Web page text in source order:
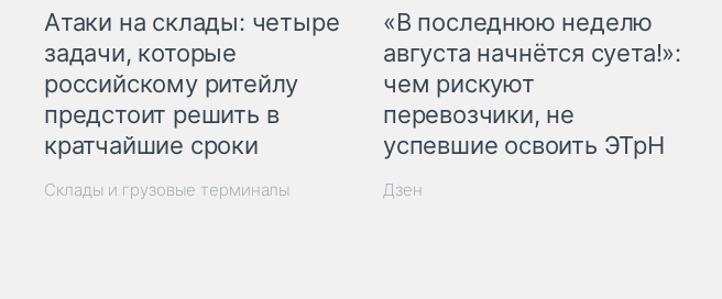
Атаки на склады: четыре
задачи, которые
российскому ритейлу
предстоит решить в
кратчайшие сроки
Склады и грузовые терминалы
«В последнюю неделю
августа начнётся суета!»:
чем рискуют
перевозчики, не
успевшие освоить ЭТрН
Дзен